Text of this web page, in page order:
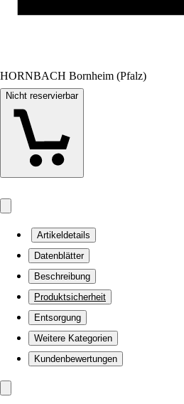
HORNBACH Bornheim (Pfalz)
Nicht reservierbar
Artikeldetails
Datenblätter
Beschreibung
Produktsicherheit
Entsorgung
Weitere Kategorien
Kundenbewertungen